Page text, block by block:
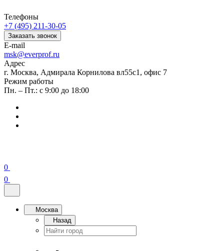
Телефоны
+7 (495) 211-30-05
Заказать звонок
E-mail
msk@everprof.ru
Адрес
г. Москва, Адмирала Корнилова вл55с1, офис 7
Режим работы
Пн. – Пт.: с 9:00 до 18:00
0
0
Москва
Назад